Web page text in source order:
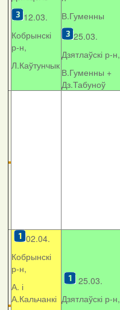
12.03.
Кобрынскі
р-н,
Л.Каўтунчык
В.Гуменны
25.03.
Дзятлаўскі р-н,
В.Гуменны +
Дз.Табуноў
02.04.
Кобрынскі
р-н,
А. і
А.Кальчанкі
25.03.
Дзятлаўскі р-н,